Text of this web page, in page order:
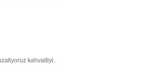
kahvaltiyi..